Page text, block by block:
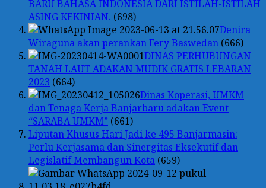
BARU BAHASA INDONESIA DARI ISTILAH-ISTILAH
ASING KEKINIAN. (698)
Denira
Wiraguna akan perankan Fery Baswedan (666)
DINAS PERHUBUNGAN
TANAH LAUT ADAKAN MUDIK GRATIS LEBARAN
2023 (664)
Dinas Koperasi, UMKM
dan Tenaga Kerja Banjarbaru adakan Event
“SARABA UMKM” (661)
Liputan Khusus Hari Jadi ke 495 Banjarmasin:
Perlu Kerjasama dan Sinergitas Eksekutif dan
Legislatif Membangun Kota (659)